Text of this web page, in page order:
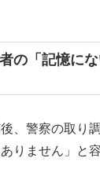
の「記憶に
、警察の取り
りません」と